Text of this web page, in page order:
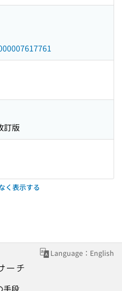
訂版
く表示する
Language：English
手段